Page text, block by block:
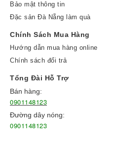
Bảo mật thông tin
Đặc sản Đà Nẵng làm quà
Chính Sách Mua Hàng
Hướng dẫn mua hàng online
Chính sách đổi trả
Tổng Đài Hỗ Trợ
Bán hàng:
0901148123
Đường dây nóng:
0901148123